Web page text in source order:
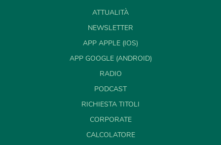
ATTUALITÀ
NEWSLETTER
APP APPLE (IOS)
APP GOOGLE (ANDROID)
RADIO
PODCAST
RICHIESTA TITOLI
CORPORATE
CALCOLATORE